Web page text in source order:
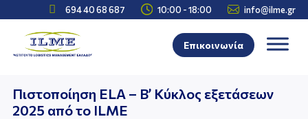
 694 40 68 687  10:00 - 18:00  info@ilme.gr
Επικοινωνία
Πιστοποίηση ELA – B’ Κύκλος εξετάσεων
2025 από το ILME